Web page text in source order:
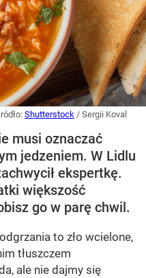
Shutterstock / Sergii Koval
musi oznaczać
jedzeniem. W Lidlu
ekspertkę.
większość
go w parę chwil.
to zło wcielone,
tłuszczem
ale nie dajmy się